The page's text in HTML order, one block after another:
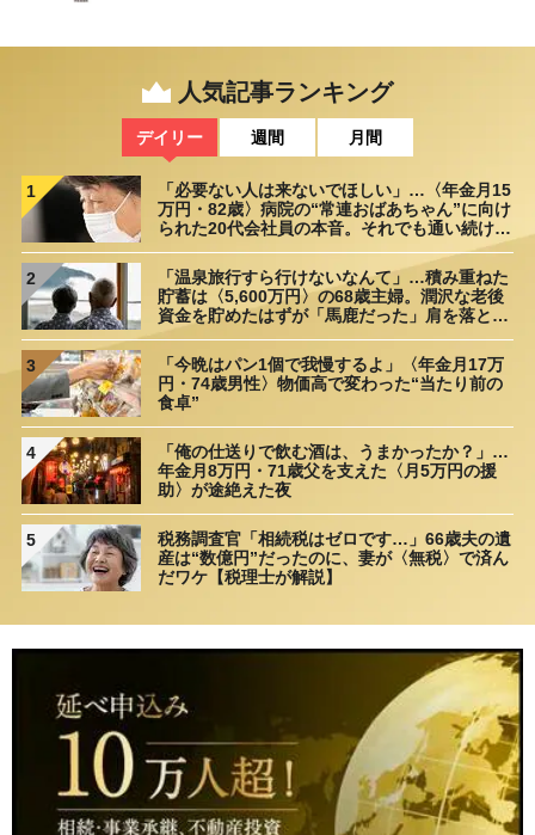
人気記事ランキング
デイリー 週間 月間
1
「必要ない人は来ないでほしい」…〈年金月15
万円・82歳〉病院の“常連おばあちゃん”に向け
られた20代会社員の本音。それでも通い続ける
理由
2
「温泉旅行すら行けないなんて」…積み重ねた
貯蓄は〈5,600万円〉の68歳主婦。潤沢な老後
資金を貯めたはずが「馬鹿だった」肩を落とす
理由
3
「今晩はパン1個で我慢するよ」〈年金月17万
円・74歳男性〉物価高で変わった“当たり前の
食卓”
4
「俺の仕送りで飲む酒は、うまかったか？」…
年金月8万円・71歳父を支えた〈月5万円の援
助〉が途絶えた夜
5
税務調査官「相続税はゼロです…」66歳夫の遺
産は“数億円”だったのに、妻が〈無税〉で済ん
だワケ【税理士が解説】